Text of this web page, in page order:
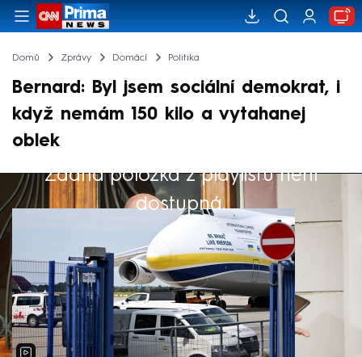
Domů Zprávy Domácí Politika
Bernard: Byl jsem sociální demokrat, i
když nemám 150 kilo a vytahanej
oblek
Žádná položka z playlistu není
dostupná.
Výběr redakce